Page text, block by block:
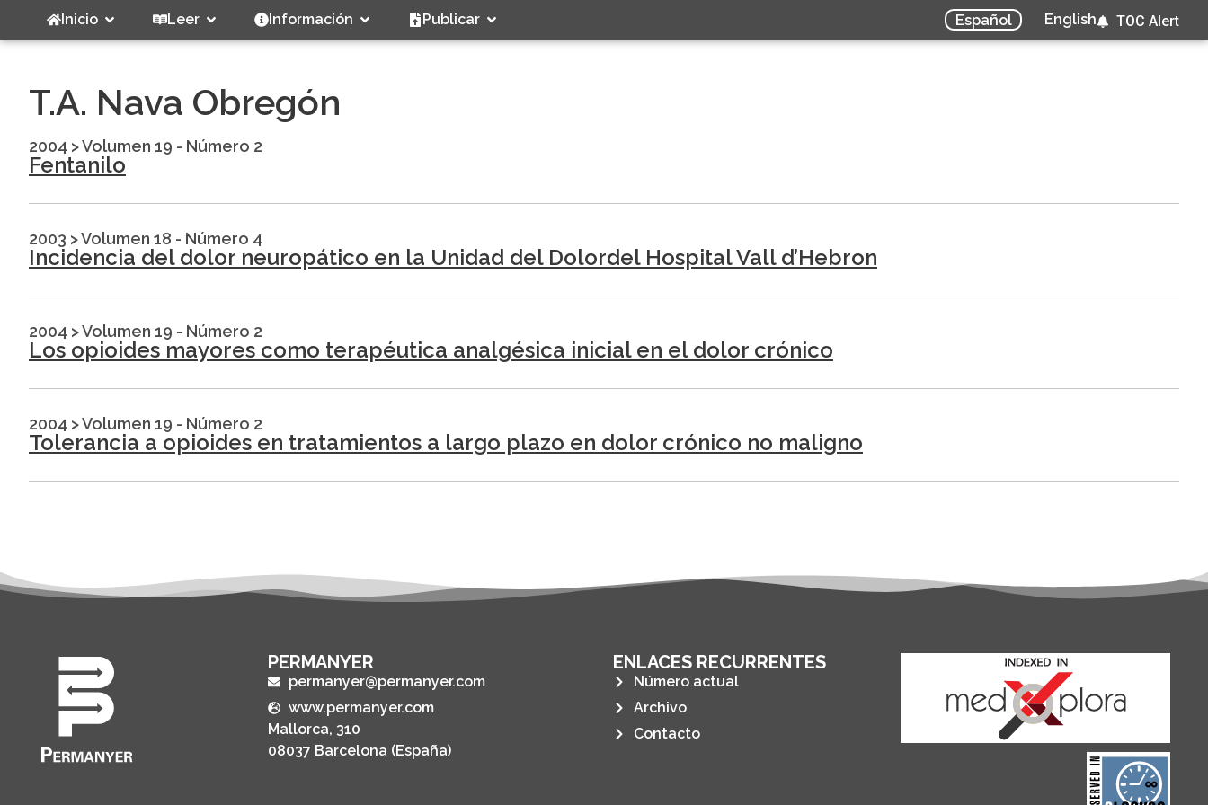
Inicio Leer Información Publicar Español English TOC Alert
T.A. Nava Obregón
2004 >Volumen 19 - Número 2
Fentanilo
2003 >Volumen 18 - Número 4
Incidencia del dolor neuropático en la Unidad del Dolordel Hospital Vall d’Hebron
2004 >Volumen 19 - Número 2
Los opioides mayores como terapéutica analgésica inicial en el dolor crónico
2004 >Volumen 19 - Número 2
Tolerancia a opioides en tratamientos a largo plazo en dolor crónico no maligno
PERMANYER
permanyer@permanyer.com
www.permanyer.com
Mallorca, 310
08037 Barcelona (España)
ENLACES RECURRENTES
Número actual
Archivo
Contacto
term survival of web-
based scholary
publications, governed by
and for its stakeholders.